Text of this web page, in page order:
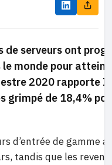
de serveurs ont
le monde pour
2020 rapporte
grimpé de 18,4%
d’entrée de gamme
tandis que les